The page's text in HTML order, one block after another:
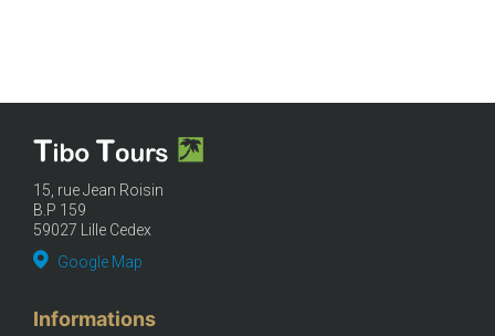
15, rue Jean Roisin
B.P 159
59027 Lille Cedex
Google Map
Informations